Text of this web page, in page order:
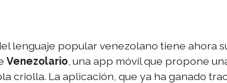
lenguaje popular venezolano tiene ahora
Venezolario , una app móvil que propone
criolla. La aplicación, que ya ha ganado